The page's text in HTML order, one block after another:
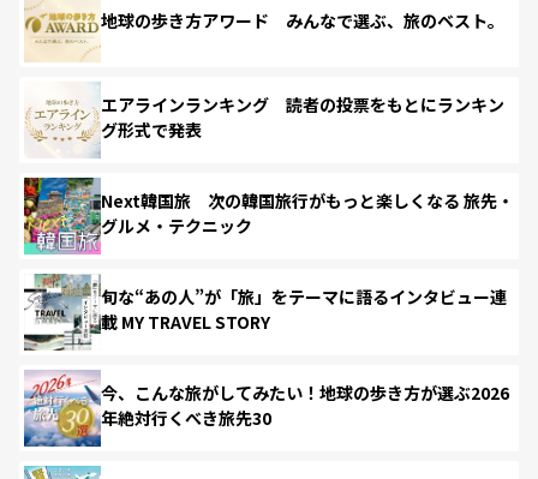
地球の歩き方アワード みんなで選ぶ、旅のベスト。
エアラインランキング 読者の投票をもとにランキン
グ形式で発表
Next韓国旅 次の韓国旅行がもっと楽しくなる 旅先・
グルメ・テクニック
旬な“あの人”が「旅」をテーマに語るインタビュー連
載 MY TRAVEL STORY
今、こんな旅がしてみたい！地球の歩き方が選ぶ2026
年絶対行くべき旅先30